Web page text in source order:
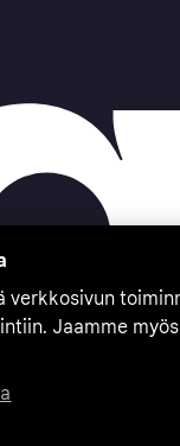
Bank AB (publ). Sveavägen
verkkosivun
Jaamme